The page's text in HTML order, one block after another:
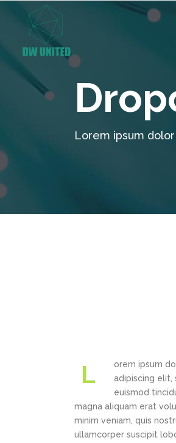
Lorem ipsum
L
orem ipsum
adipiscing elit,
euismod
magna aliquam erat
minim veniam, quis
ullamcorper suscipit